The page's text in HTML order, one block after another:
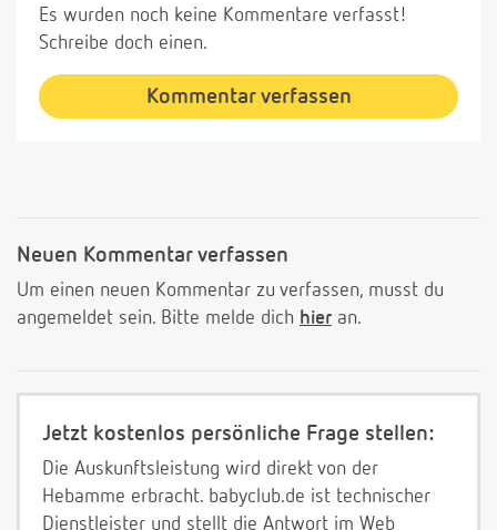
Es wurden noch keine Kommentare verfasst!
Schreibe doch einen.
Kommentar verfassen
Neuen Kommentar verfassen
Um einen neuen Kommentar zu verfassen, musst du
angemeldet sein. Bitte melde dich hier an.
Jetzt kostenlos persönliche Frage stellen:
Die Auskunftsleistung wird direkt von der
Hebamme erbracht. babyclub.de ist technischer
Dienstleister und stellt die Antwort im Web